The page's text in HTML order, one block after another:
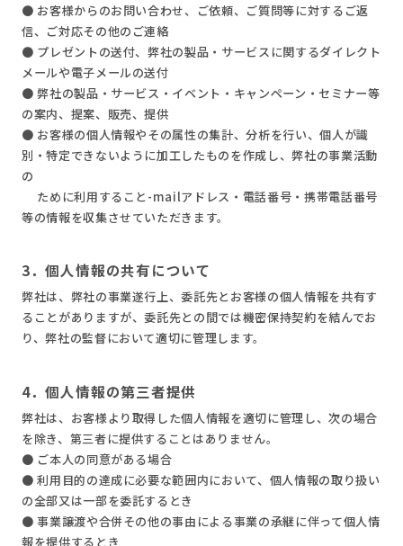
● お客様からのお問い合わせ、ご依頼、ご質問等に対するご返
信、ご対応その他のご連絡
● プレゼントの送付、弊社の製品・サービスに関するダイレクト
メールや電子メールの送付
● 弊社の製品・サービス・イベント・キャンペーン・セミナー等
の案内、提案、販売、提供
● お客様の個人情報やその属性の集計、分析を行い、個人が識
別・特定できないように加工したものを作成し、弊社の事業活動
の
ために利用すること-mailアドレス・電話番号・携帯電話番号
等の情報を収集させていただきます。
3．個人情報の共有について
弊社は、弊社の事業遂行上、委託先とお客様の個人情報を共有す
ることがありますが、委託先との間では機密保持契約を結んでお
り、弊社の監督において適切に管理します。
4．個人情報の第三者提供
弊社は、お客様より取得した個人情報を適切に管理し、次の場合
を除き、第三者に提供することはありません。
● ご本人の同意がある場合
● 利用目的の達成に必要な範囲内において、個人情報の取り扱い
の全部又は一部を委託するとき
● 事業譲渡や合併その他の事由による事業の承継に伴って個人情
報を提供するとき